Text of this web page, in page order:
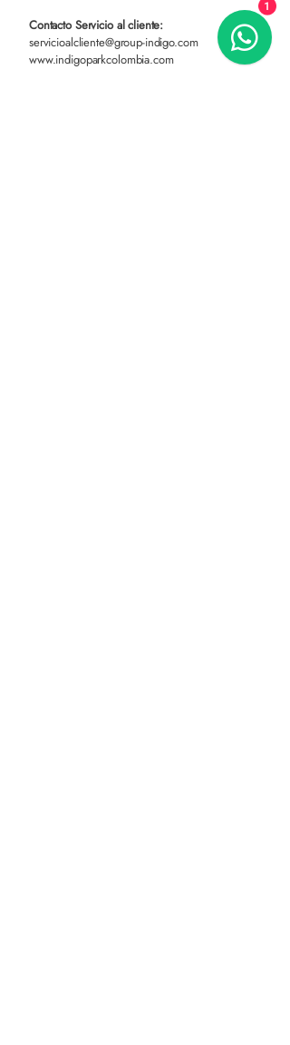
Contacto Servicio al cliente:
servicioalcliente@group-indigo.com
www.indigoparkcolombia.com
1